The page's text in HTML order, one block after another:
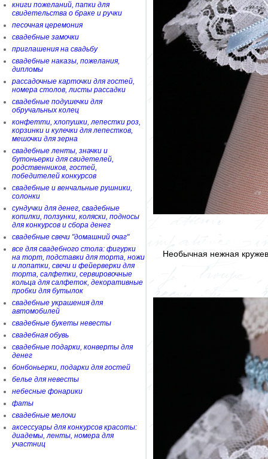
книги пожеланий, папки для
свидетельства о браке и ручки
песочная церемония
свадебные замочки
приглашения на свадьбу
свадебные наказы, пожелания,
дипломы
рассадочные карточки для гостей,
номера столов, листы рассадки
свадебные подушечки для
обручальных колец
конфетти, хлопушки, лепестки роз,
корзинки и кулечки для лепестков,
мешочки для зерна
свадебные ленты, значки и
бутоньерки для свидетелей,
родственников, гостей,
победителей конкурсов
свадебные и венчальные рушники,
солонки
сундучки для денег, свадебные
копилки, ползунки, коляски, подносы
для конкурсов и сбора денег
свадебные свечи "домашний очаг"
все для свадебного стола: фигурки
на торт, подставки для торта, ножи
и лопатки, свечи и фейерверки для
торта, салфетки, сервировочные
кольца для салфеток, декоративные
пробки для бутылок
свадебные украшения для
автомобилей
свадебные букеты невесты
свадебная обувь
свадебные подарки, конверты для
денег
бонбоньерки, подарки для гостей
белье для невесты
небесные фонарики
фаты
свадебные мелочи
аксессуары для конкурсов красоты:
диадемы, ленты, номера для
участниц
Необычная нежная